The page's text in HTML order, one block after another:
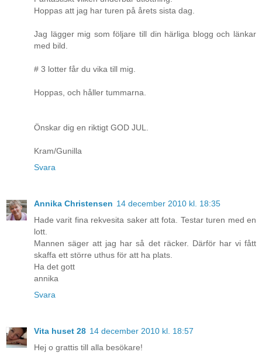
Hoppas att jag har turen på årets sista dag.
Jag lägger mig som följare till din härliga blogg och länkar
med bild.
# 3 lotter får du vika till mig.
Hoppas, och håller tummarna.
Önskar dig en riktigt GOD JUL.
Kram/Gunilla
Svara
Annika Christensen 14 december 2010 kl. 18:35
Hade varit fina rekvesita saker att fota. Testar turen med en
lott.
Mannen säger att jag har så det räcker. Därför har vi fått
skaffa ett större uthus för att ha plats.
Ha det gott
annika
Svara
Vita huset 28 14 december 2010 kl. 18:57
Hej o grattis till alla besökare!